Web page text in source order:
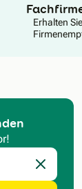
Erhalten
Eingabe